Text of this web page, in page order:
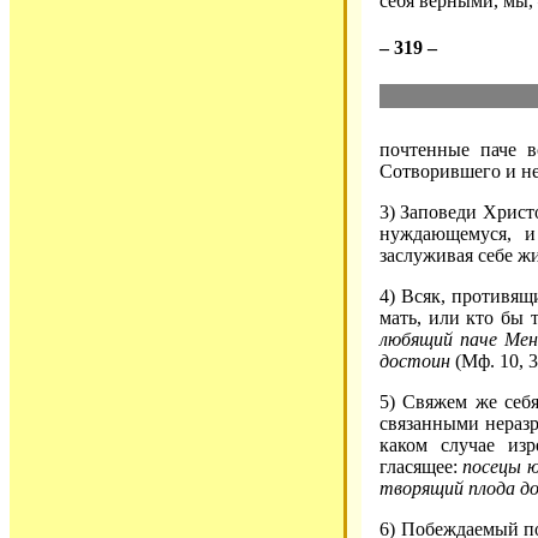
– 319 –
почтенные паче
Сотворившего и
3) Заповеди
нуждающемуся, и
заслуживая себе
4) Всяк,
мать, или кто бы
любящий паче
достоин (Мф. 10,
5) Свяжем же
связанными
каком случае
гласящее:посецы
творящий плода
6) Побеждаемый